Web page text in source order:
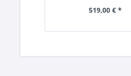
519,00 € *